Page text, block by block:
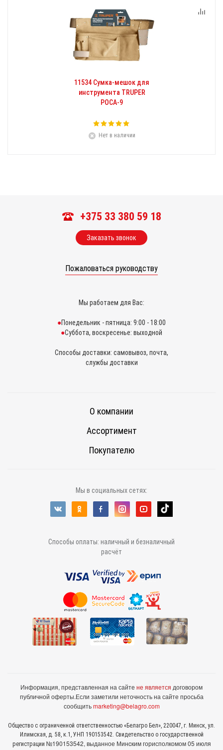
11534 Сумка-мешок для
инструмента TRUPER
POCA-9
Нет в наличии
+375 33 380 59 18
Заказать звонок
Пожаловаться руководству
Мы работаем для Вас:
Понедельник - пятница: 9:00 - 18:00
Суббота, воскресенье: выходной
Способы доставки: самовывоз, почта,
службы доставки
О компании
Ассортимент
Покупателю
Мы в социальных сетях:
Способы оплаты: наличный и безналичный
расчёт
Информация, представленная на сайте не является договором
публичной оферты.Если заметили неточность на сайте просьба
сообщитьmarketing@belagro.com
Общество с ограниченной ответственностью «Белагро Бел», 220047, г. Минск, ул.
Илимская, д. 58, к.1, УНП 190153542. Свидетельство о государственной
регистрации №190153542, выданное Минcким горисполкомом 05 июля